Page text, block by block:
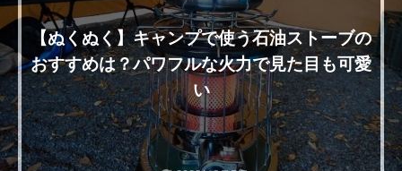
【ぬくぬく】キャンプで使う石油ストーブの
おすすめは？パワフルな火力で見た目も可愛
い